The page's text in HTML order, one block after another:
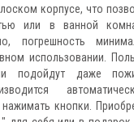
корпусе, что
или в ванной
погрешность
использовании.
подойдут даже
кнопки.